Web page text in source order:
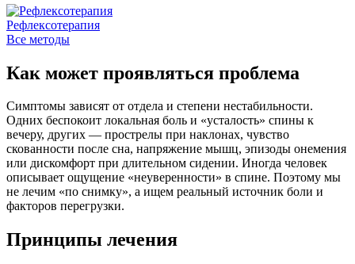
Рефлексотерапия
Все методы
Как может проявляться проблема
Симптомы зависят от отдела и степени нестабильности.
Одних беспокоит локальная боль и «усталость» спины к
вечеру, других — прострелы при наклонах, чувство
скованности после сна, напряжение мышц, эпизоды онемения
или дискомфорт при длительном сидении. Иногда человек
описывает ощущение «неуверенности» в спине. Поэтому мы
не лечим «по снимку», а ищем реальный источник боли и
факторов перегрузки.
Принципы лечения